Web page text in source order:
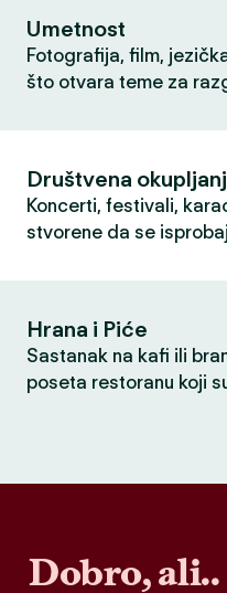
Umetnost
Fotografija, film,
što otvara teme za
Društvena
Koncerti, festivali,
stvorene da se
Hrana i Piće
Sastanak na kafi ili
poseta restoranu koji
Dobro, ali..